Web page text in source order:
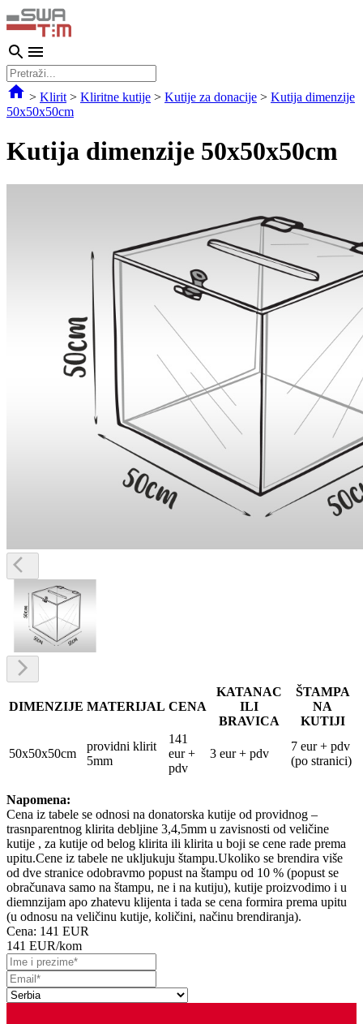
> Klirit > Kliritne kutije > Kutije za donacije > Kutija dimenzije
50x50x50cm
Kutija dimenzije 50x50x50cm
DIMENZIJE MATERIJAL CENA
KATANAC
ILI
BRAVICA
ŠTAMPA
NA
KUTIJI
50x50x50cm
providni klirit
5mm
141
eur +
pdv
3 eur + pdv
7 eur + pdv
(po stranici)
Napomena:
Cena iz tabele se odnosi na donatorska kutije od providnog –
trasnparentnog klirita debljine 3,4,5mm u zavisnosti od veličine
kutije , za kutije od belog klirita ili klirita u boji se cene rade prema
upitu.Cene iz tabele ne ukljukuju štampu.Ukoliko se brendira više
od dve stranice odobravmo popust na štampu od 10 % (popust se
obračunava samo na štampu, ne i na kutiju), kutije proizvodimo i u
diemnzijam apo zhatevu klijenta i tada se cena formira prema upitu
(u odnosu na veličinu kutije, količini, načinu brendiranja).
Cena: 141 EUR
141 EUR/kom